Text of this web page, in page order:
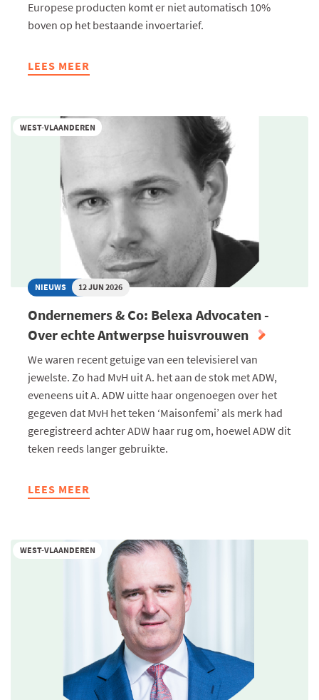
Europese producten komt er niet automatisch 10%
boven op het bestaande invoertarief.
LEES MEER
ABOUT
INVOERHEFFINGEN
ZIJN
KRACHT:
BETEKENT
EXPORTEURS?
WEST-VLAANDEREN
NIEUWS 12 JUN 2026
Ondernemers & Co: Belexa Advocaten -
Over echte Antwerpse huisvrouwen
We waren recent getuige van een televisierel van
jewelste. Zo had MvH uit A. het aan de stok met ADW,
eveneens uit A. ADW uitte haar ongenoegen over het
gegeven dat MvH het teken ‘Maisonfemi’ als merk had
geregistreerd achter ADW haar rug om, hoewel ADW dit
teken reeds langer gebruikte.
LEES MEER
ABOUT
BELEXA
HUISVROUWEN
WEST-VLAANDEREN